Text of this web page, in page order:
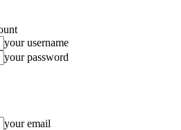
your username
your password
your email